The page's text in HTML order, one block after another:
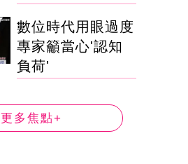
數位時代用眼過度
專家籲當心'認知
負荷'
更多焦點+